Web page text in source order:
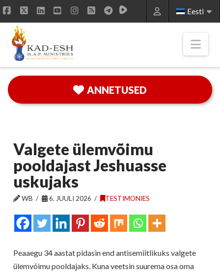
Eesti
Facebook
X LinkedInYouTubeInstagram
RSS
ANNETUSED
Valgete ülemvõimu
pooldajast Jeshuasse
uskujaks
WB 6. JUULI 2026 TESTIMONIES
Peaaegu 34 aastat pidasin end antisemiitlikuks valgete
ülemvõimu pooldajaks. Kuna veetsin suurema osa oma